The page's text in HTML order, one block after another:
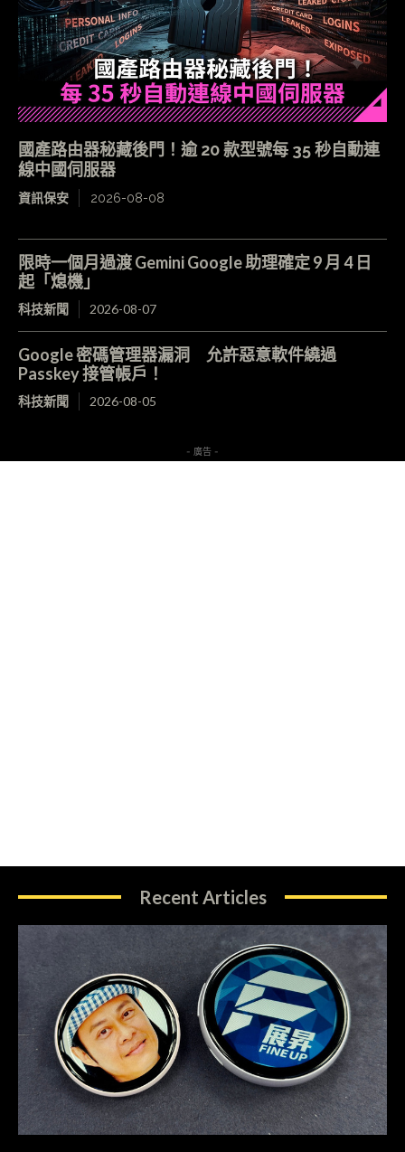
國產路由器秘藏後門！逾 20 款型號每 35 秒自動連
線中國伺服器
資訊保安 2026-08-08
限時一個月過渡 Gemini Google 助理確定 9 月 4 日
起「熄機」
科技新聞 2026-08-07
Google 密碼管理器漏洞 允許惡意軟件繞過
Passkey 接管帳戶！
科技新聞 2026-08-05
- 廣告 -
Recent Articles